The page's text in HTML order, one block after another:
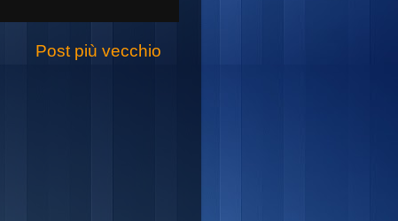
Post più vecchio